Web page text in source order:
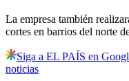
La empresa también
cortes en barrios del norte
Siga a EL PAÍS en
noticias